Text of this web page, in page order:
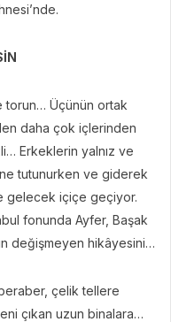
torun… Üçünün ortak
daha çok içlerinden
Erkeklerin yalnız ve
tutunurken ve giderek
gelecek içiçe geçiyor.
fonunda Ayfer, Başak
değişmeyen hikâyesini…
beraber, çelik tellere
çıkan uzun binalara…